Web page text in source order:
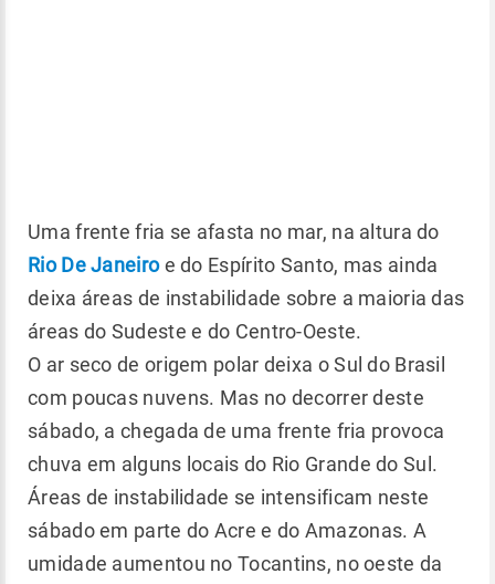
Uma frente fria se afasta no mar, na altura do
Rio De Janeiroe do Espírito Santo, mas ainda
deixa áreas de instabilidade sobre a maioria das
áreas do Sudeste e do Centro-Oeste.
O ar seco de origem polar deixa o Sul do Brasil
com poucas nuvens. Mas no decorrer deste
sábado, a chegada de uma frente fria provoca
chuva em alguns locais do Rio Grande do Sul.
Áreas de instabilidade se intensificam neste
sábado em parte do Acre e do Amazonas. A
umidade aumentou no Tocantins, no oeste da